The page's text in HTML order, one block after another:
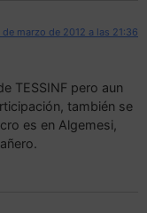
de marzo de 2012 a las 21:36
TESSINF pero aun
también se
es en Algemesi,